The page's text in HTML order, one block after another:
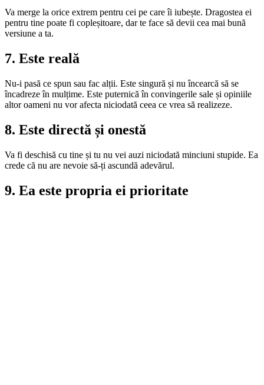
Va merge la orice extrem pentru cei pe care îi iubește. Dragostea ei
pentru tine poate fi copleșitoare, dar te face să devii cea mai bună
versiune a ta.
7. Este reală
Nu-i pasă ce spun sau fac alții. Este singură și nu încearcă să se
încadreze în mulțime. Este puternică în convingerile sale și opiniile
altor oameni nu vor afecta niciodată ceea ce vrea să realizeze.
8. Este directă și onestă
Va fi deschisă cu tine și tu nu vei auzi niciodată minciuni stupide. Ea
crede că nu are nevoie să-ți ascundă adevărul.
9. Ea este propria ei prioritate